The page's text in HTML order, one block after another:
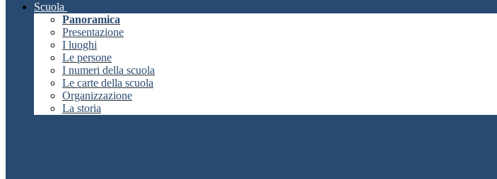
Scuola
Panoramica
Presentazione
I luoghi
Le persone
I numeri della scuola
Le carte della scuola
Organizzazione
La storia